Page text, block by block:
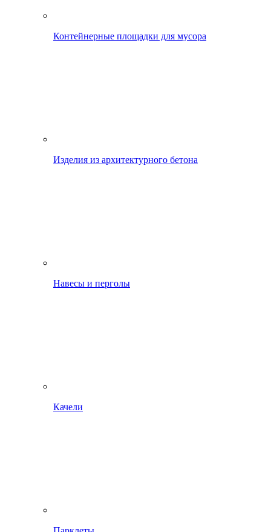
Контейнерные площадки для мусора
Изделия из архитектурного бетона
Навесы и перголы
Качели